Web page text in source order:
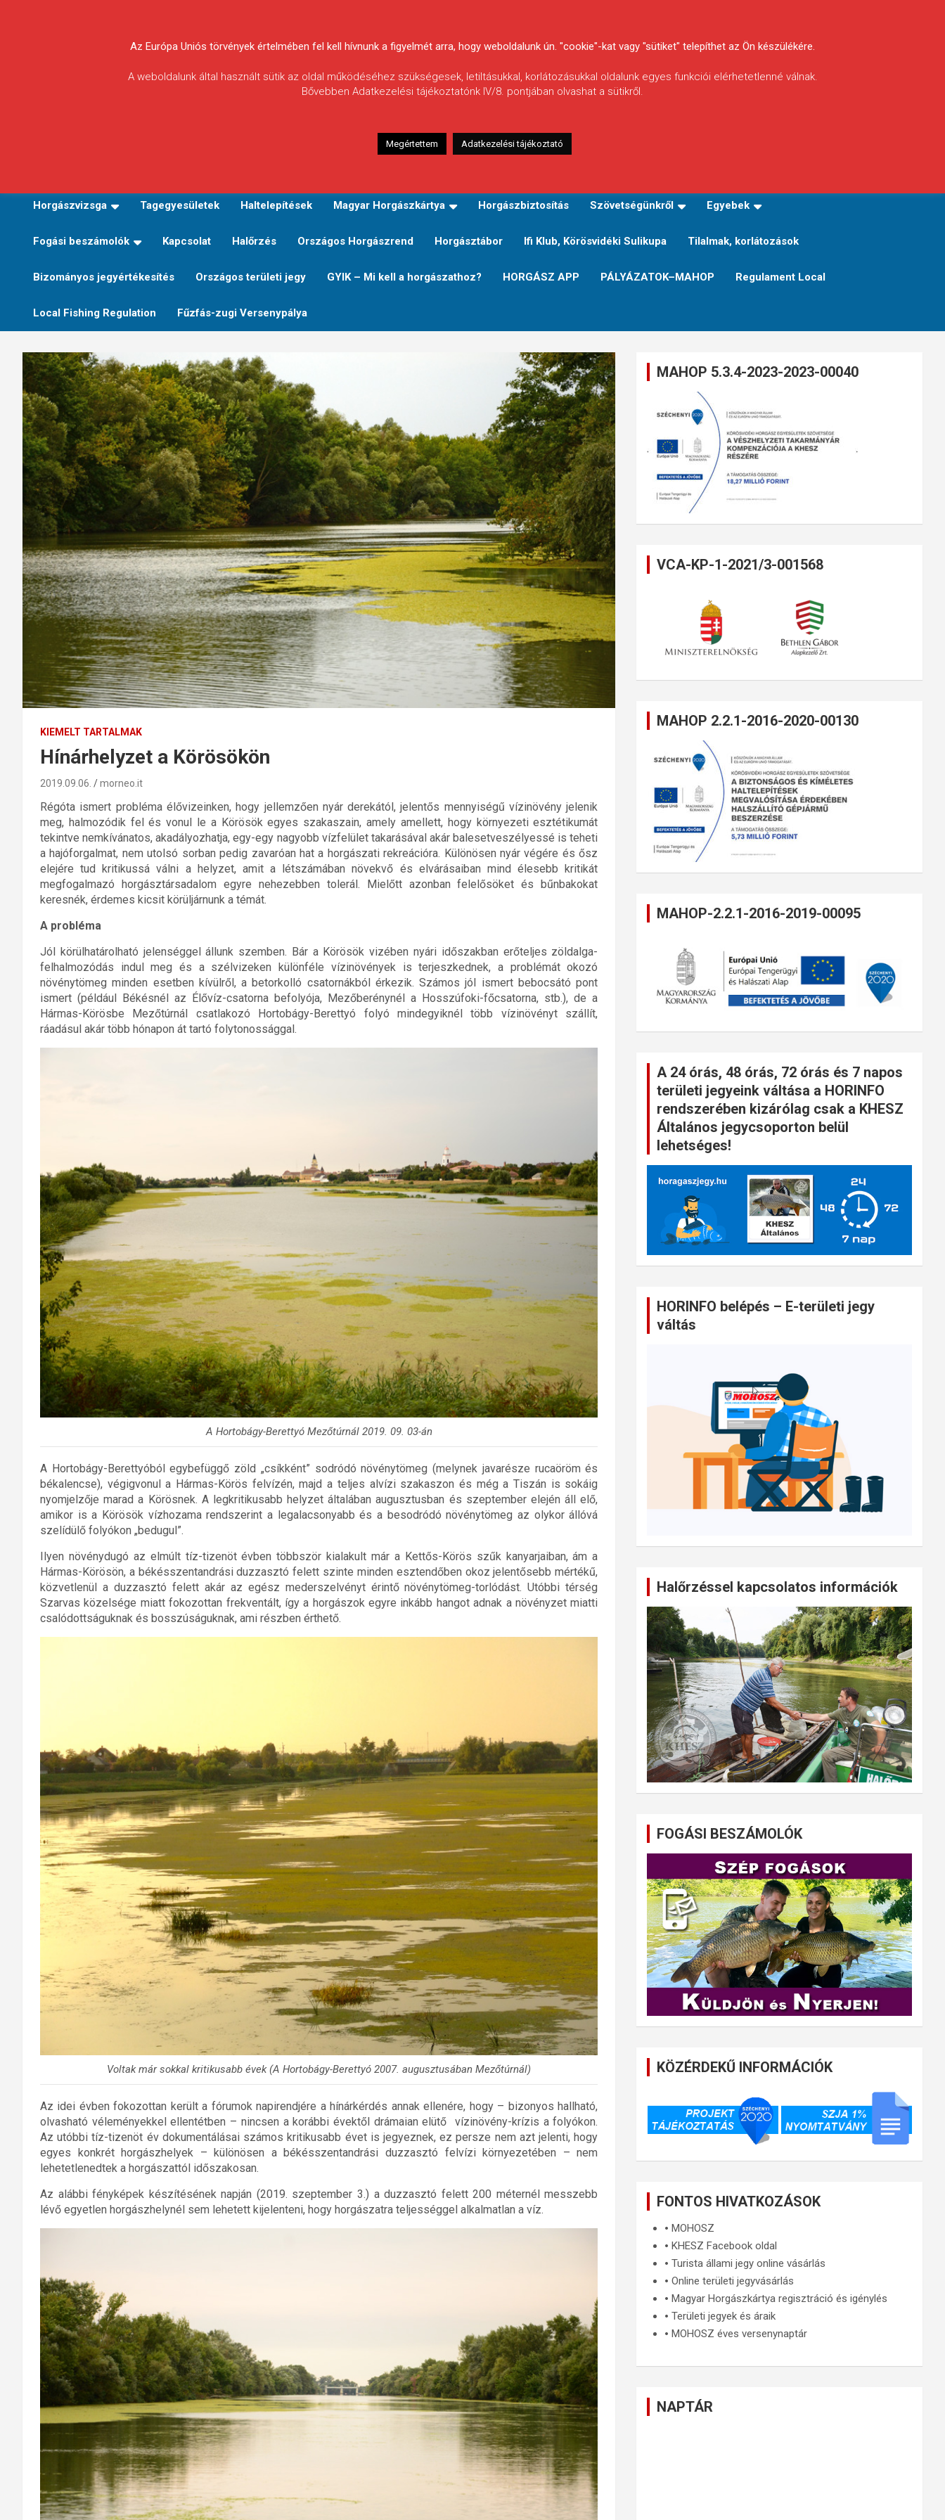
Körösvidéki Horgász
Egyesületek
Horgászvizsga Tagegyesületek Haltelepítések Magyar Horgászkártya Horgászbiztosítás Szövetségünkről Egyebek
Fogási beszámolók Kapcsolat Halőrzés Országos Horgászrend Horgásztábor Ifi Klub, Körösvidéki Sulikupa Tilalmak, korlátozások
Bizományos jegyértékesítés Országos területi jegy GYIK – Mi kell a horgászathoz? HORGÁSZ APP PÁLYÁZATOK–MAHOP Regulament Local
Local Fishing Regulation Fűzfás-zugi Versenypálya
KIEMELT TARTALMAK
Hínárhelyzet a Körösökön
2019.09.06. morneo.it
Régóta ismert probléma élővizeinken, hogy jellemzően nyár derekától, jelentős mennyiségű vízinövény jelenik
meg, halmozódik fel és vonul le a Körösök egyes szakaszain, amely amellett, hogy környezeti esztétikumát
tekintve nemkívánatos, akadályozhatja, egy-egy nagyobb vízfelület takarásával akár balesetveszélyessé is teheti
a hajóforgalmat, nem utolsó sorban pedig zavaróan hat a horgászati rekreációra. Különösen nyár végére és ősz
elejére tud kritikussá válni a helyzet, amit a létszámában növekvő és elvárásaiban mind élesebb kritikát
megfogalmazó horgásztársadalom egyre nehezebben tolerál. Mielőtt azonban felelősöket és bűnbakokat
keresnék, érdemes kicsit körüljárnunk a témát.
A probléma
Jól körülhatárolható jelenséggel állunk szemben. Bár a Körösök vizében nyári időszakban erőteljes zöldalga-
felhalmozódás indul meg és a szélvizeken különféle vízinövények is terjeszkednek, a problémát okozó
növénytömeg minden esetben kívülről, a betorkolló csatornákból érkezik. Számos jól ismert bebocsátó pont
ismert (például Békésnél az Élővíz-csatorna befolyója, Mezőberénynél a Hosszúfoki-főcsatorna, stb.), de a
Hármas-Körösbe Mezőtúrnál csatlakozó Hortobágy-Berettyó folyó mindegyiknél több vízinövényt szállít,
ráadásul akár több hónapon át tartó folytonossággal.
A Hortobágy-Berettyó Mezőtúrnál 2019. 09. 03-án
A Hortobágy-Berettyóból egybefüggő zöld „csíkként” sodródó növénytömeg (melynek javarésze rucaöröm és
békalencse), végigvonul a Hármas-Körös felvízén, majd a teljes alvízi szakaszon és még a Tiszán is sokáig
nyomjelzője marad a Körösnek. A legkritikusabb helyzet általában augusztusban és szeptember elején áll elő,
amikor is a Körösök vízhozama rendszerint a legalacsonyabb és a besodródó növénytömeg az olykor állóvá
szelídülő folyókon „bedugul”.
Ilyen növénydugó az elmúlt tíz-tizenöt évben többször kialakult már a Kettős-Körös szűk kanyarjaiban, ám a
Hármas-Körösön, a békésszentandrási duzzasztó felett szinte minden esztendőben okoz jelentősebb mértékű,
közvetlenül a duzzasztó felett akár az egész mederszelvényt érintő növénytömeg-torlódást. Utóbbi térség
Szarvas közelsége miatt fokozottan frekventált, így a horgászok egyre inkább hangot adnak a növényzet miatti
csalódottságuknak és bosszúságuknak, ami részben érthető.
Voltak már sokkal kritikusabb évek (A Hortobágy-Berettyó 2007. augusztusában Mezőtúrnál)
Az idei évben fokozottan került a fórumok napirendjére a hínárkérdés annak ellenére, hogy – bizonyos hallható,
olvasható véleményekkel ellentétben – nincsen a korábbi évektől drámaian elütő vízinövény-krízis a folyókon.
Az utóbbi tíz-tizenöt év dokumentálásai számos kritikusabb évet is jegyeznek, ez persze nem azt jelenti, hogy
egyes konkrét horgászhelyek – különösen a békésszentandrási duzzasztó felvízi környezetében – nem
lehetetlenedtek a horgászattól időszakosan.
Az alábbi fényképek készítésének napján (2019. szeptember 3.) a duzzasztó felett 200 méternél messzebb
lévő egyetlen horgászhelynél sem lehetett kijelenteni, hogy horgászatra teljességgel alkalmatlan a víz.
MAHOP 5.3.4-2023-2023-00040
VCA-KP-1-2021/3-001568
MAHOP 2.2.1-2016-2020-00130
MAHOP-2.2.1-2016-2019-00095
A 24 órás, 48 órás, 72 órás és 7 napos
területi jegyeink váltása a HORINFO
rendszerében kizárólag csak a KHESZ
Általános jegycsoporton belül
lehetséges!
HORINFO belépés – E-területi jegy
váltás
Halőrzéssel kapcsolatos információk
FOGÁSI BESZÁMOLÓK
KÖZÉRDEKŰ INFORMÁCIÓK
FONTOS HIVATKOZÁSOK
🞄MOHOSZ
🞄KHESZ Facebook oldal
🞄Turista állami jegy online vásárlás
🞄Online területi jegyvásárlás
🞄Magyar Horgászkártya regisztráció és igénylés
🞄Területi jegyek és áraik
🞄MOHOSZ éves versenynaptár
NAPTÁR
Az Európa Uniós törvények értelmében fel kell hívnunk a figyelmét arra, hogy weboldalunk ún. "cookie"-kat vagy "sütiket" telepíthet az Ön készülékére.
A weboldalunk által használt sütik az oldal működéséhez szükségesek, letiltásukkal, korlátozásukkal oldalunk egyes funkciói elérhetetlenné válnak.
Bővebben Adatkezelési tájékoztatónk IV/8. pontjában olvashat a sütikről.
Megértettem Adatkezelési tájékoztató